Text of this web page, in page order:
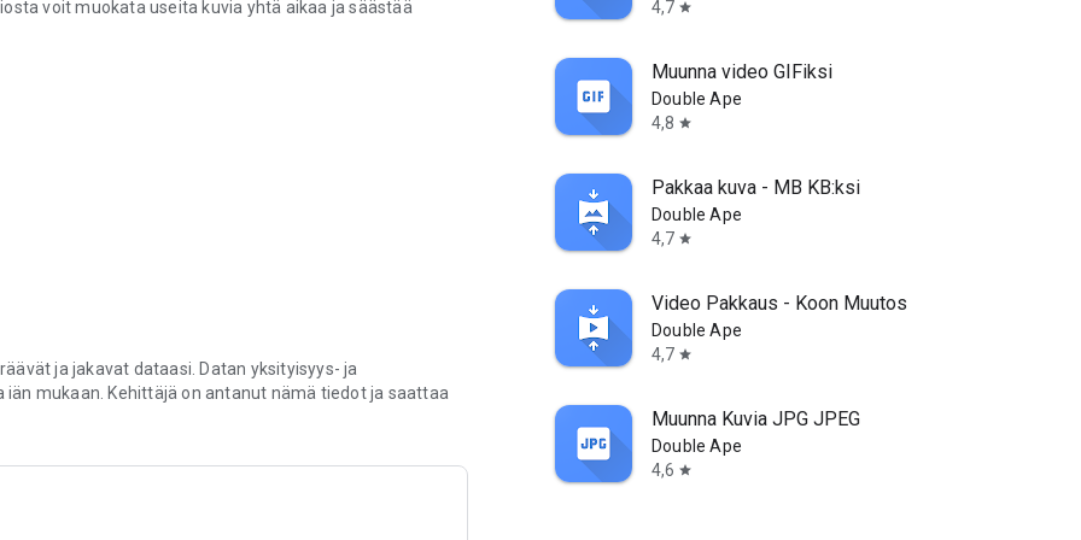
voit muokata useita kuvia yhtä aikaa ja säästää
tai vaakasuunnassa yhdellä napautuksella.
tekee kuvien muokkaamisesta lastenleikkiä
parhaan ulkonäön saavuttamiseksi.
kerralla.
Facebookissa, Twitterissä ja muissa.
ja jakavat dataasi. Datan yksityisyys- ja
mukaan. Kehittäjä on antanut nämä tiedot ja saattaa
4,7 star
Muunna video GIFiksi
Double Ape
4,8 star
Pakkaa kuva - MB KB:ksi
Double Ape
4,7 star
Video Pakkaus - Koon Muutos
Double Ape
4,7 star
Muunna Kuvia JPG JPEG
Double Ape
4,6 star